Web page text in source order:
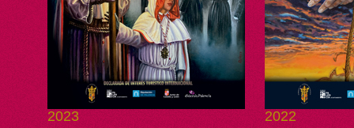
2023 2022